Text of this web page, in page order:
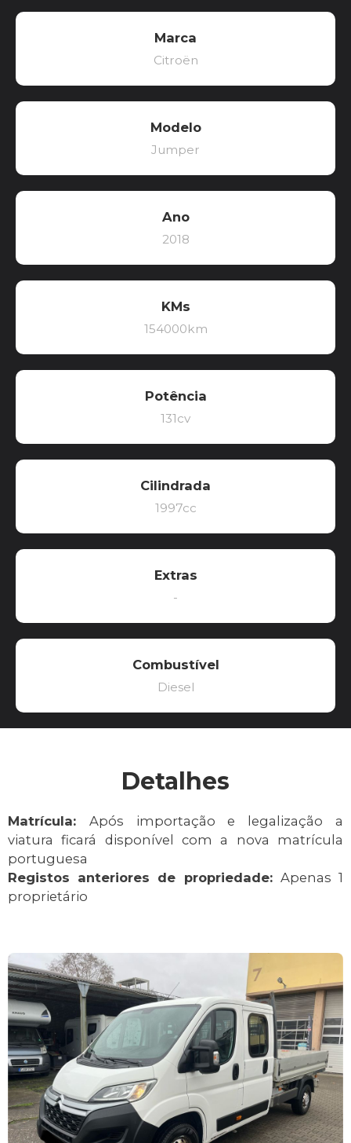
Marca
Citroën
Modelo
Jumper
Ano
2018
KMs
154000km
Potência
131cv
Cilindrada
1997cc
Extras
-
Combustível
Diesel
Detalhes
Matrícula: Após importação e legalização a
viatura ficará disponível com a nova matrícula
portuguesa
Registos anteriores de propriedade: Apenas 1
proprietário